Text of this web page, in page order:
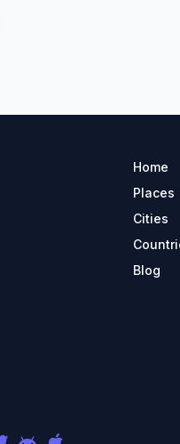
Home
Places
Cities
Blog